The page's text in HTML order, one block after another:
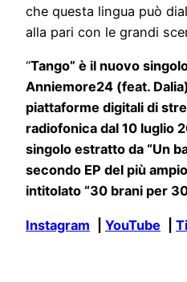
che questa lingua può
alla pari con le grandi
“Tango” è il nuovo
Anniemore24 (feat.
piattaforme digitali di
radiofonica dal 10 luglio
singolo estratto da “Un
secondo EP del più
intitolato “30 brani per
Instagram YouTube